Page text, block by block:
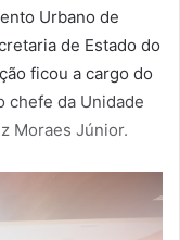
Urbano de
de Estado do
ficou a cargo do
chefe da Unidade
Moraes Júnior.